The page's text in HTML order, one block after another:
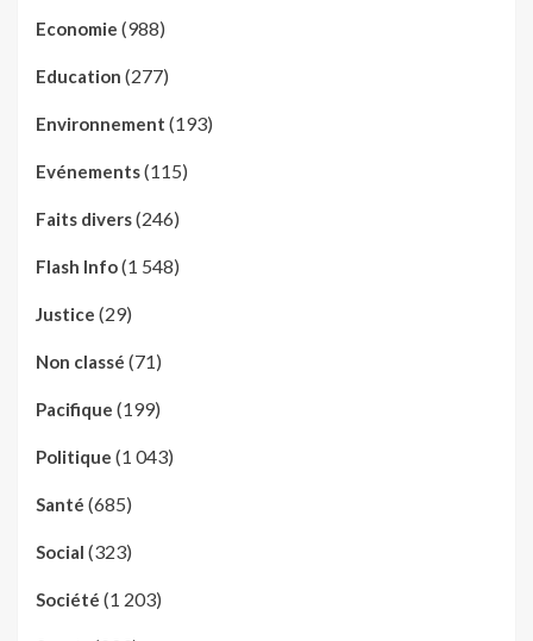
Economie (988)
Education (277)
Environnement (193)
Evénements(115)
Faits divers(246)
Flash Info(1 548)
Justice (29)
Non classé (71)
Pacifique (199)
Politique (1 043)
Santé (685)
Social (323)
Société (1 203)